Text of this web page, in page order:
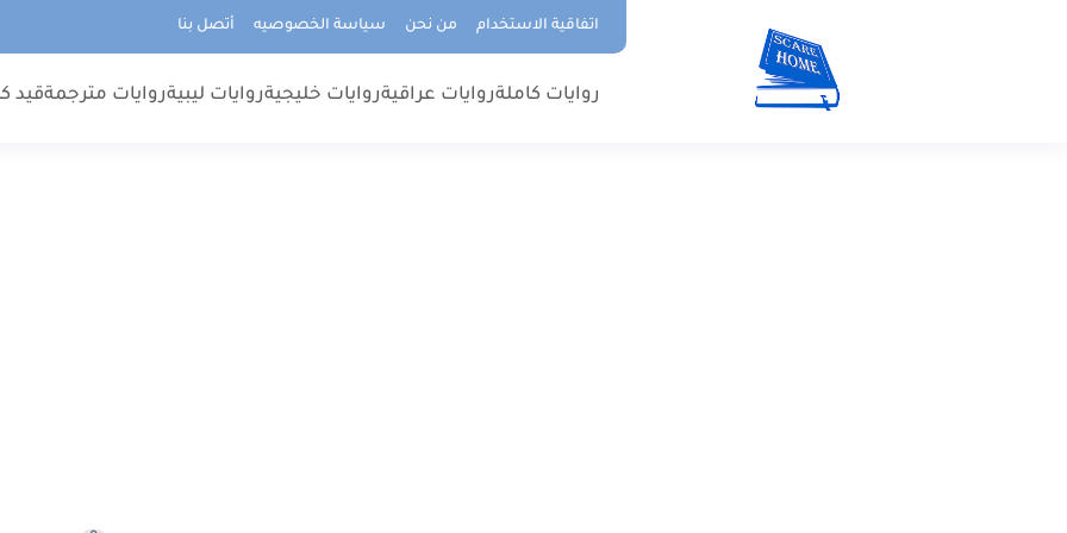
اتفاقية الاستخدام من نحن سياسة الخصوصيه أتصل بنا
روايات كاملةروايات عراقيةروايات خليجيةروايات ليبيةروايات مترجمةقيد